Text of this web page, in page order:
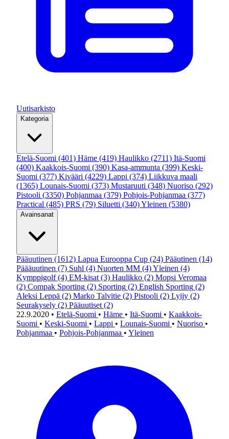
Uutisarkisto
Kategoria
Etelä-Suomi (401) Häme (419) Haulikko (2711) Itä-Suomi
(400) Kaakkois-Suomi (390) Kasa-ammunta (399) Keski-
Suomi (377) Kivääri (4229) Lappi (374) Liikkuva maali
(1365) Lounais-Suomi (373) Mustaruuti (348) Nuoriso (292)
Pistooli (3350) Pohjanmaa (379) Pohjois-Pohjanmaa (377)
Practical (485) PRS (79) Siluetti (340)Yleinen (5380)
Avainsanat
Pääuutinen (1612) Lapua Eurooppa Cup (24) Pääutinen (14)
Päääuutinen (7) Suhl (4) Nuorten MM (4)Yleinen (4)
Kymppigolf (4) EM-kisat (3) Haulikko (2) Mopsi Veromaa
(2) Compak Sporting (2) Sporting (2) English Sporting (2)
Aleksi Leppä (2) Marko Talvitie (2) Pistooli (2) Lyijy (2)
Seurakysely (2) Pääuutiset (2)
22.9.2020 • Etelä-Suomi • Häme • Itä-Suomi • Kaakkois-
Suomi • Keski-Suomi • Lappi • Lounais-Suomi • Nuoriso •
Pohjanmaa • Pohjois-Pohjanmaa • Yleinen